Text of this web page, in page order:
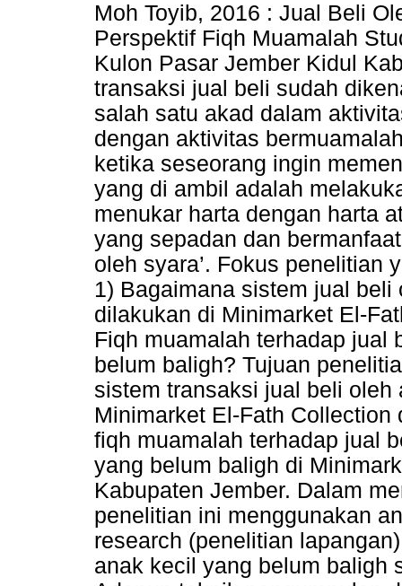
Moh Toyib, 2016 : Jual Beli
Perspektif Fiqh Muamalah
Kulon Pasar Jember Kidul
transaksi jual beli sudah
salah satu akad dalam
dengan aktivitas
ketika seseorang ingin
yang di ambil adalah
menukar harta dengan harta
yang sepadan dan
oleh syara’. Fokus penelitian
1) Bagaimana sistem jual
dilakukan di Minimarket El-
Fiqh muamalah terhadap jual
belum baligh? Tujuan
sistem transaksi jual beli
Minimarket El-Fath
fiqh muamalah terhadap jual
yang belum baligh di
Kabupaten Jember. Dalam
penelitian ini menggunakan
research (penelitian
anak kecil yang belum baligh